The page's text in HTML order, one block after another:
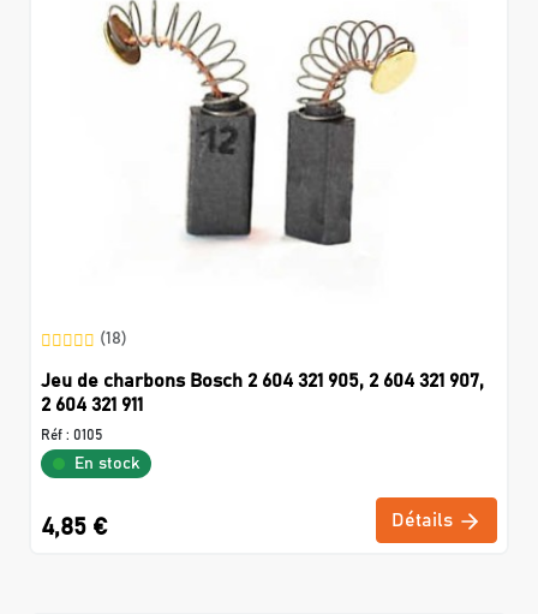
(18)
Jeu de charbons Bosch 2 604 321 905, 2 604 321 907,
2 604 321 911
Réf : 0105
En stock
4,85 € Détails